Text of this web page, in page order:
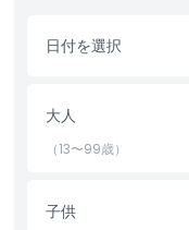
ください。
ーナショナルフードス
フードをお楽しみいた
り）。このガイド付き
日付を選択
大人
（13〜99歳）
子供